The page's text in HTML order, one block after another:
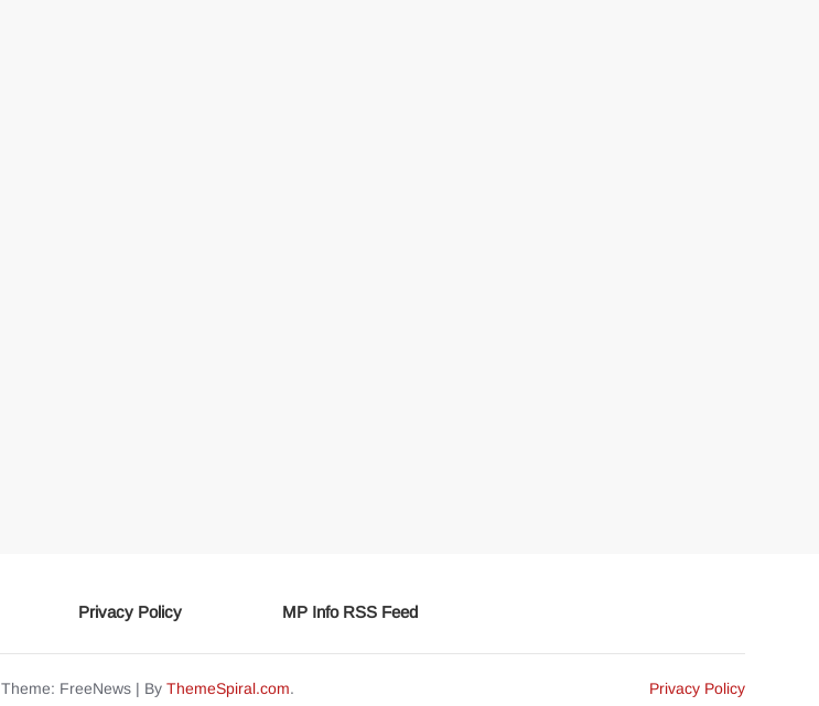
Privacy Policy MP Info RSS Feed
Theme: FreeNews | By ThemeSpiral.com. Privacy Policy